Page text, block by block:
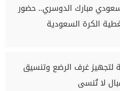
مبارك الدوسري.. حضور
الكرة السعودية
لتجهيز غرف الرضع وتنسيق
لا تُنسى